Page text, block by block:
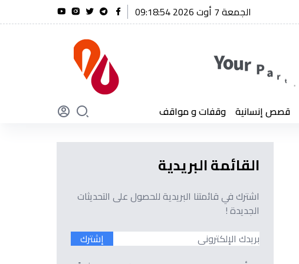
الفريق أول شنقريحة يؤكد أن الجزائر لن تنسى أبدًا تضحيات أبنائها
الجمعة 7 أوت 2026 09:18:55
قصص إنسانية وقفات و مواقف
القائمة البريدية
اشترك في قائمتنا البريدية للحصول على التحديثات
الجديدة !
إشترك